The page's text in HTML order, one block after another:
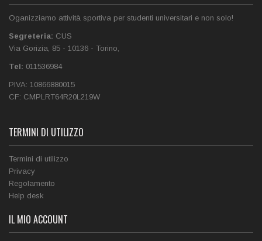
Oganizziamo attività sportiva per studenti universitari e non solo!
Segreteria: CUS
Via Gorizia, 85 - 10136 - Torino,
Tel: 011536984‎
PIVA: 10866880015
CF: CMPLRT64R20L219W
TERMINI DI UTILIZZO
Termini di utilizzo
Privacy
Regolamento
Help desk
IL MIO ACCOUNT